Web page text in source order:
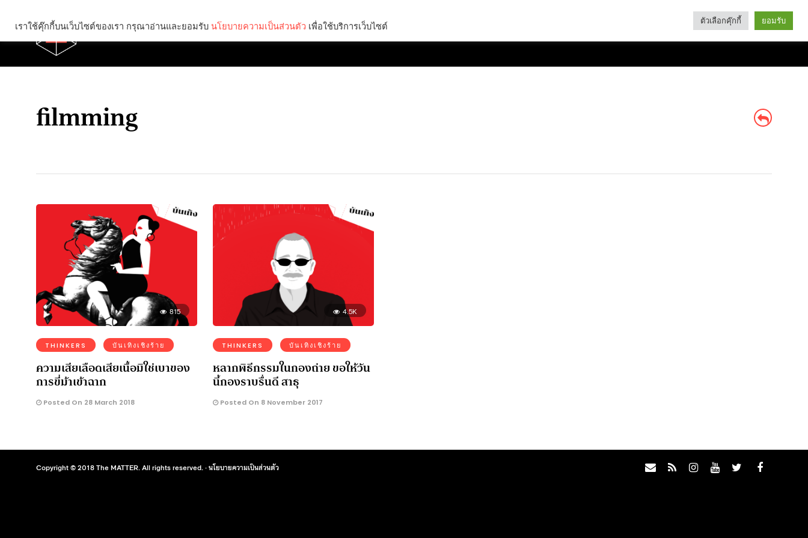
Categories
filmming
815
THINKERS บันเทิงเชิงร้าย
ความเสียเลือดเสียเนื้อมิใช่เบาของ
การขี่ม้าเข้าฉาก
Posted On 28 March 2018
4.5K
THINKERS บันเทิงเชิงร้าย
หลากพิธีกรรมในกองถ่าย ขอให้วัน
นี้กองราบรื่นดี สาธุ
Posted On 8 November 2017
Copyright © 2018 The MATTER. All rights reserved. ·นโยบายความเป็นส่วนตัว
เราใช้คุ๊กกี้บนเว็บไซต์ของเรา กรุณาอ่านและยอมรับ นโยบายความเป็นส่วนตัว เพื่อใช้บริการเว็บไซต์ ตัวเลือกคุ๊กกี้ ยอมรับ